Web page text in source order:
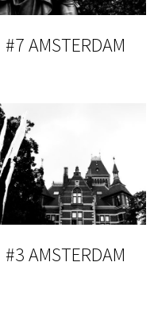
#7 AMSTERDAM
#3 AMSTERDAM